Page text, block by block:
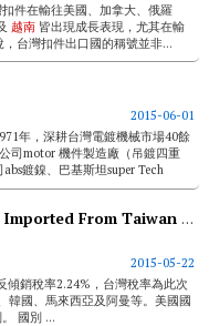
件在輸往美國、加拿大、俄羅
越南 皆出現成長表現，尤其在輸
台灣扣件出口國的稱號並非...
2015-06-01
年，深耕台灣電鍍機械市場40餘
司motor 機件製造廠（吊鍍四重
鍍鎳、巴基斯坦super Tech
U.s. Doc Determines That Steel Nails Imported From Taiwan Are Without Subsidies
2015-05-22
傾銷稅率2.24%，台灣稅率為此次
、韓國、馬來西亞及阿曼等。美國國
國別 ...